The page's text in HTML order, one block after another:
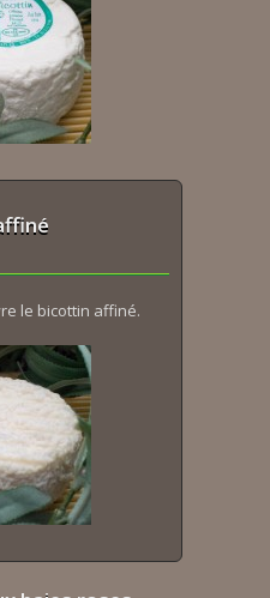
le bicottin affiné.